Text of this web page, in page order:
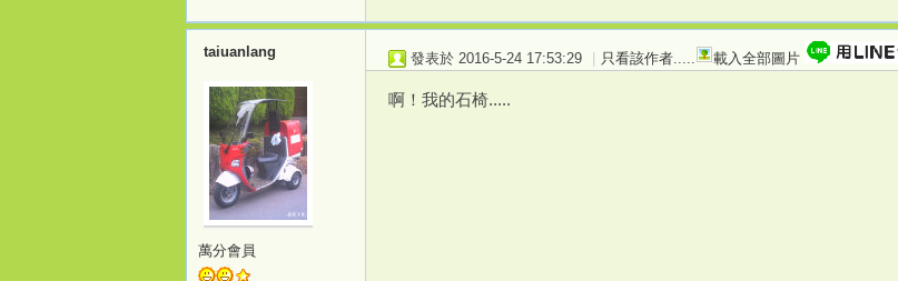
taiuanlang
萬分會員
發表於 2016-5-24 17:53:29 | 只看該作者 載入全部圖片
啊！我的石椅.....